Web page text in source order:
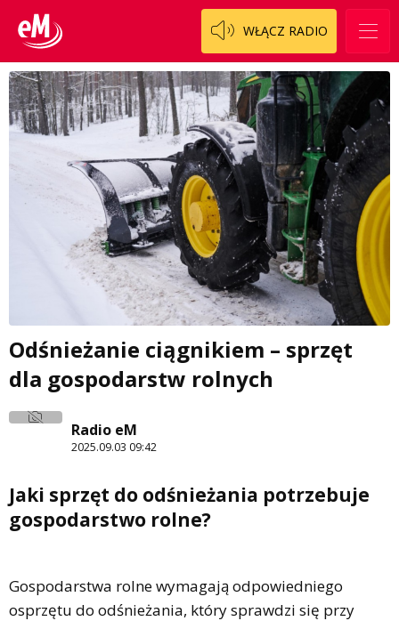
WŁĄCZ RADIO
Odśnieżanie ciągnikiem – sprzęt
dla gospodarstw rolnych
Radio eM
2025.09.03 09:42
Jaki sprzęt do odśnieżania potrzebuje
gospodarstwo rolne?
Gospodarstwa rolne wymagają odpowiedniego
osprzętu do odśnieżania, który sprawdzi się przy